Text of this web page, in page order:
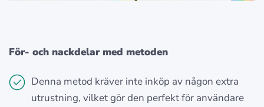
För- och nackdelar med metoden
Denna metod kräver inte inköp av någon extra
utrustning, vilket gör den perfekt för användare